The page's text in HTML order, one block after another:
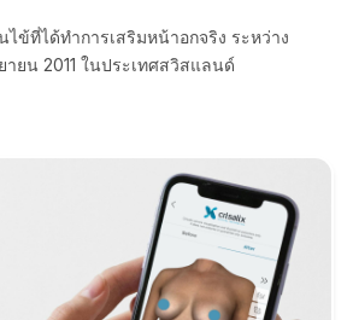
ข้ที่ได้ทำการเสริมหน้าอกจริง ระหว่าง
ยน 2011 ในประเทศสวิสแลนด์